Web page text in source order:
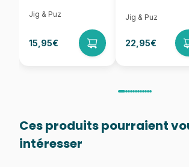
Jig & Puz
15,95€
Jig & Puz
22,95€
Ces produits pourraient
intéresser